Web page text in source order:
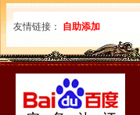
友情链接： 自助添加